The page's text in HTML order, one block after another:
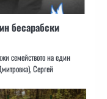
бесарабски
семейството на един
Сергей